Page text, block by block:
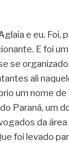
e eu. Foi,
E foi
se
ali
um nome
Paraná, um
da área
foi levado